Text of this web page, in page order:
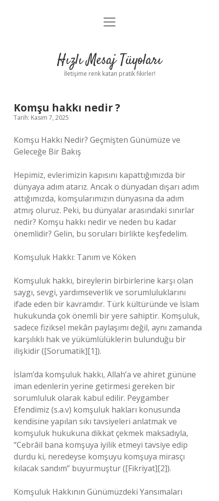
Anasayfa
Yasal Uyarı
menüyü
Hızlı Mesaj Tüyoları
İletişime renk katan pratik fikirler!
Komşu hakkı nedir ?
Tarih: Kasım 7, 2025
Komşu Hakkı Nedir? Geçmişten Günümüze ve
Geleceğe Bir Bakış
Hepimiz, evlerimizin kapısını kapattığımızda bir
dünyaya adım atarız. Ancak o dünyadan dışarı adım
attığımızda, komşularımızın dünyasına da adım
atmış oluruz. Peki, bu dünyalar arasındaki sınırlar
nedir? Komşu hakkı nedir ve neden bu kadar
önemlidir? Gelin, bu soruları birlikte keşfedelim.
Komşuluk Hakkı: Tanım ve Köken
Komşuluk hakkı, bireylerin birbirlerine karşı olan
saygı, sevgi, yardımseverlik ve sorumluluklarını
ifade eden bir kavramdır. Türk kültüründe ve İslam
hukukunda çok önemli bir yere sahiptir. Komşuluk,
sadece fiziksel mekân paylaşımı değil, aynı zamanda
karşılıklı hak ve yükümlülüklerin bulunduğu bir
ilişkidir ([Sorumatik][1]).
İslam’da komşuluk hakkı, Allah’a ve ahiret gününe
iman edenlerin yerine getirmesi gereken bir
sorumluluk olarak kabul edilir. Peygamber
Efendimiz (s.a.v) komşuluk hakları konusunda
kendisine yapılan sıkı tavsiyeleri anlatmak ve
komşuluk hukukuna dikkat çekmek maksadıyla,
“Cebrâil bana komşuya iyilik etmeyi tavsiye edip
durdu ki, neredeyse komşuyu komşuya mirasçı
kılacak sandım” buyurmuştur ([Fikriyat][2]).
Komşuluk Hakkının Günümüzdeki Yansımaları